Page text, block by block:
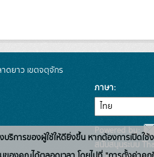
ดยาว เขตจตุจักร
ภาษา
Powered by:
สนับสนุนระบบ
บริการของผู้ใช้ให้ดียิ่งขึ้น หากต้องการเปิด